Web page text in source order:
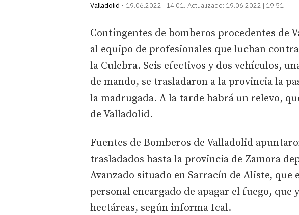
Valladolid
19.06.2022 | 14:01 Actualizado: 19.06.2022 | 19:51
Contingentes de bomberos procedentes de
al equipo de profesionales que luchan
la Culebra. Seis efectivos y dos vehículos,
de mando, se trasladaron a la provincia la
la madrugada. A la tarde habrá un relevo,
de Valladolid.
Fuentes de Bomberos de Valladolid
trasladados hasta la provincia de Zamora
Avanzado situado en Sarracín de Aliste,
personal encargado de apagar el fuego, que
hectáreas, según informa Ical.